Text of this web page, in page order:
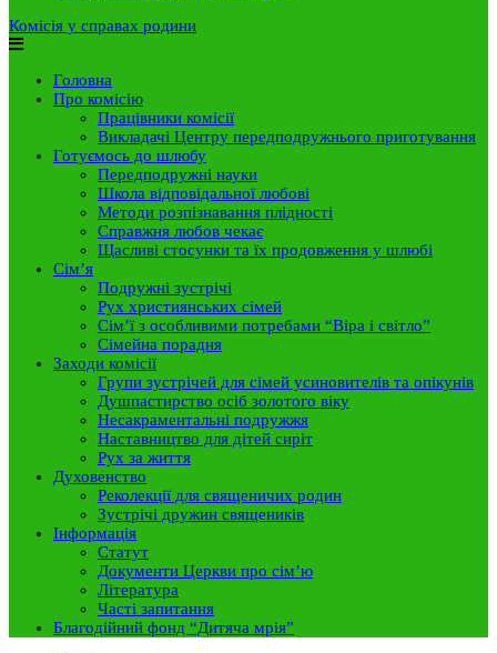
Комісія у справах родини
Головна
Про комісію
Працівники комісії
Викладачі Центру передподружнього приготування
Готуємось до шлюбу
Передподружні науки
Школа відповідальної любові
Методи розпізнавання плідності
Справжня любов чекає
Щасливі стосунки та їх продовження у шлюбі
Сім’я
Подружні зустрічі
Рух християнських сімей
Сім’ї з особливими потребами “Віра і світло”
Сімейна порадня
Заходи комісії
Групи зустрічей для сімей усиновителів та опікунів
Душпастирство осіб золотого віку
Несакраментальні подружжя
Наставництво для дітей сиріт
Рух за життя
Духовенство
Реколекції для священичих родин
Зустрічі дружин священиків
Інформація
Статут
Документи Церкви про сім’ю
Література
Часті запитання
Благодійний фонд “Дитяча мрія”